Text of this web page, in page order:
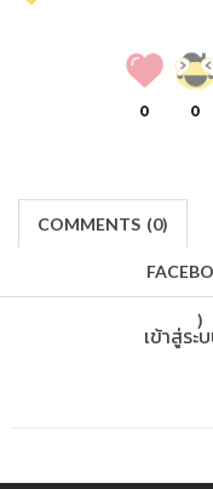
0 0
COMMENTS (0)
)
เข้าสู่ร